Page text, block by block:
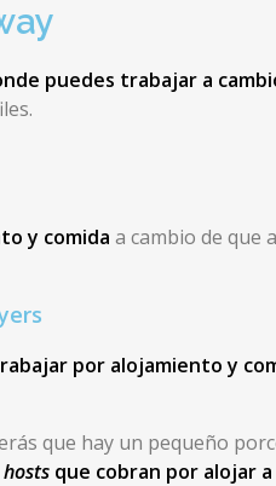
puedes trabajar a
y comida a cambio de que
por alojamiento y
que hay un pequeño
hosts que cobran por alojar